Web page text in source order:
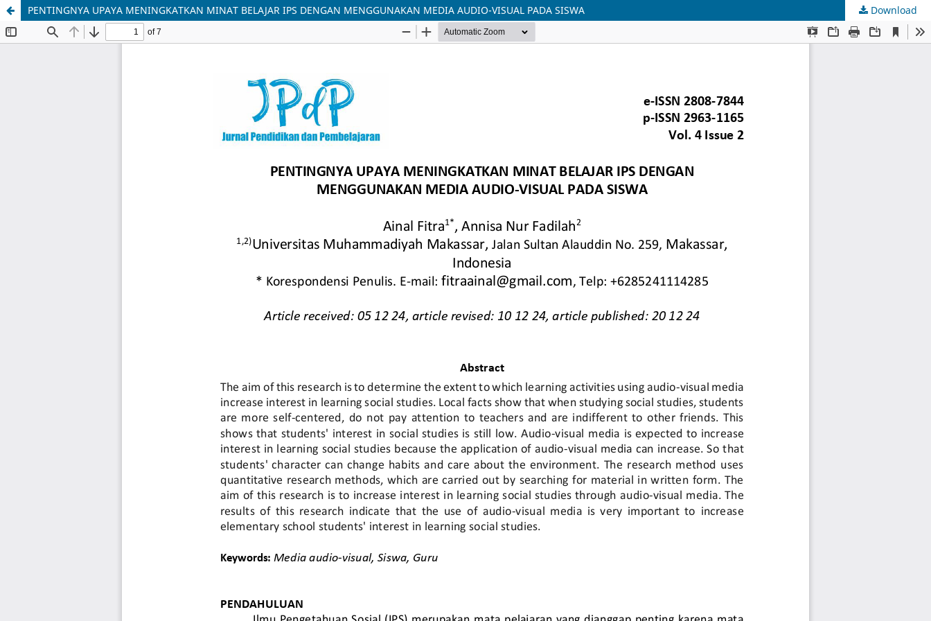
PENTINGNYA UPAYA MENINGKATKAN MINAT BELAJAR IPS DENGAN MENGGUNAKAN MEDIA AUDIO-VISUAL PADA SISWA Download